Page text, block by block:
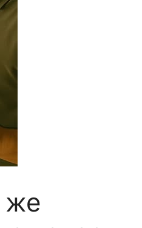
же